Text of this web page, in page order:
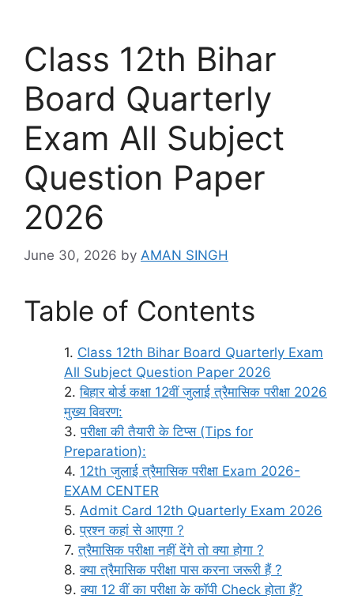
Class 12th Bihar
Board Quarterly
Exam All Subject
Question Paper
2026
June 30, 2026 by AMAN SINGH
Table of Contents
Class 12th Bihar Board Quarterly Exam
All Subject Question Paper 2026
बिहार बोर्ड कक्षा 12वीं जुलाई त्रैमासिक परीक्षा 2026
मुख्य विवरण:
परीक्षा की तैयारी के टिप्स (Tips for
Preparation):
12th जुलाई त्रैमासिक परीक्षा Exam 2026-
EXAM CENTER
Admit Card 12th Quarterly Exam 2026
प्रश्न कहां से आएगा ?
त्रैमासिक परीक्षा नहीं देंगे तो क्या होगा ?
क्या त्रैमासिक परीक्षा पास करना जरूरी हैं ?
क्या 12 वीं का परीक्षा के कॉपी Check होता हैं?